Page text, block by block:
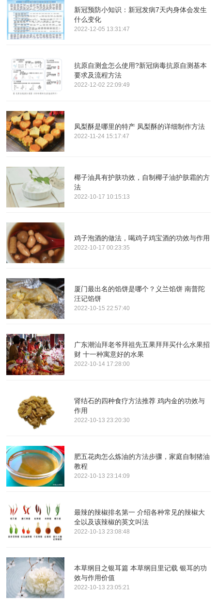
新冠预防小知识：新冠发病7天内身体会发生
什么变化
2022-12-05 13:31:47
抗原自测盒怎么使用?新冠病毒抗原自测基本
要求及流程方法
2022-12-02 22:09:49
凤梨酥是哪里的特产 凤梨酥的详细制作方法
2022-11-24 15:17:47
椰子油具有护肤功效，自制椰子油护肤霜的方
法
2022-10-17 10:15:13
鸡子泡酒的做法，喝鸡子鸡宝酒的功效与作用
2022-10-17 00:23:35
厦门最出名的馅饼是哪个？义兰馅饼 南普陀
汪记馅饼
2022-10-15 22:57:40
广东潮汕拜老爷拜祖先五果拜拜买什么水果招
财 十一种寓意好的水果
2022-10-14 17:28:00
肾结石的四种食疗方法推荐 鸡内金的功效与
作用
2022-10-13 23:20:30
肥五花肉怎么炼油的方法步骤，家庭自制猪油
教程
2022-10-13 23:14:09
最辣的辣椒排名第一 介绍各种常见的辣椒大
全以及该辣椒的英文叫法
2022-10-13 23:08:48
本草纲目之银耳篇 本草纲目里记载 银耳的功
效与作用价值
2022-10-13 23:05:21